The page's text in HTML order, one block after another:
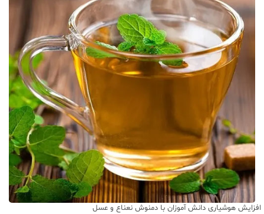
افزایش هوشیاری دانش آموزان با دمنوش نعناع و عسل